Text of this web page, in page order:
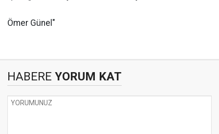
Ömer Günel"
HABERE YORUM KAT